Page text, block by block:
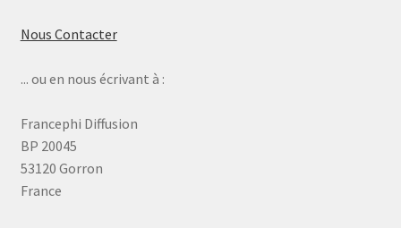
Nous Contacter
... ou en nous écrivant à :
Francephi Diffusion
BP 20045
53120 Gorron
France